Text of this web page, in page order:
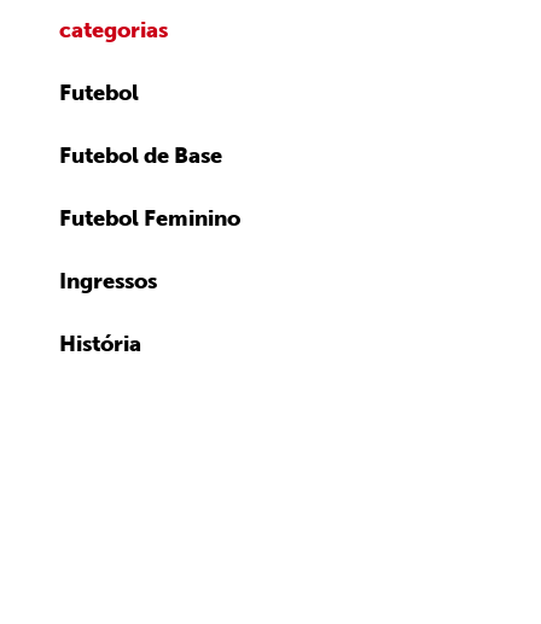
categorias
Futebol
Futebol de Base
Futebol Feminino
Ingressos
História